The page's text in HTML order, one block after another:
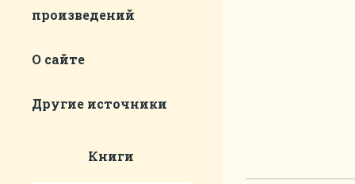
произведений
О сайте
Другие источники
Книги